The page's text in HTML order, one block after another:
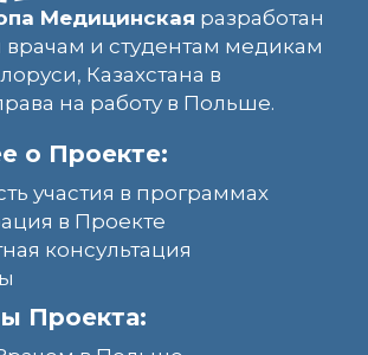
Медицинская разработан
и студентам медикам
Казахстана в
на работу в Польше.
о Проекте:
участия в программах
в Проекте
консультация
Проекта: